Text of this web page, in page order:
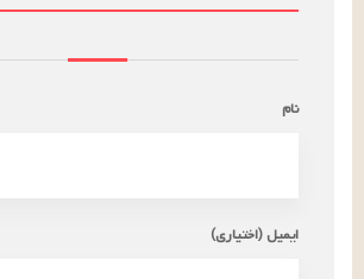
نام
ایمیل (اختیاری)